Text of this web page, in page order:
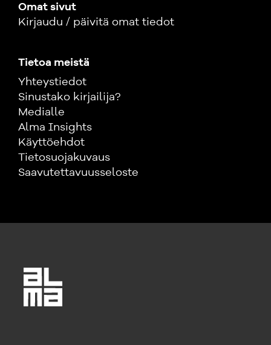
Omat sivut
Kirjaudu / päivitä omat tiedot
Tietoa meistä
Yhteystiedot
Sinustako kirjailija?
Medialle
Alma Insights
Käyttöehdot
Tietosuojakuvaus
Saavutettavuusseloste